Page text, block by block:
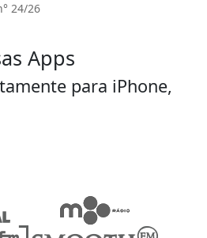
24/26
Apps
para iPhone,